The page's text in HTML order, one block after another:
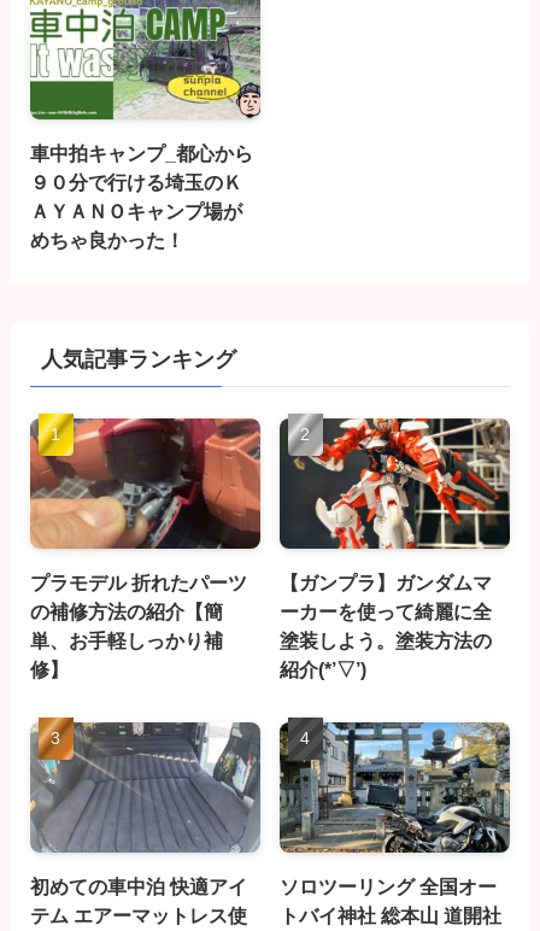
車中拍キャンプ_都心から
９０分で行ける埼玉のＫ
ＡＹＡＮＯキャンプ場が
めちゃ良かった！
人気記事ランキング
プラモデル 折れたパーツ
の補修方法の紹介【簡
単、お手軽しっかり補
修】
【ガンプラ】ガンダムマ
ーカーを使って綺麗に全
塗装しよう。塗装方法の
紹介(*’▽’)
初めての車中泊 快適アイ
テム エアーマットレス使
ソロツーリング 全国オー
トバイ神社 総本山 道開社